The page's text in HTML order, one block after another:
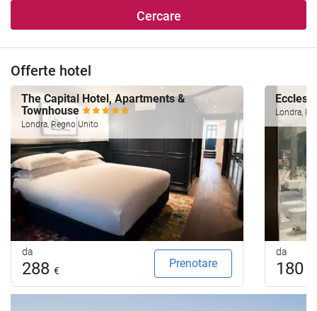
Cercare
Offerte hotel
The Capital Hotel, Apartments &
Townhouse
Londra, Regno Unito
da
288€
Prenotare
Londra,
da
180